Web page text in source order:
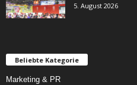
5. August 2026
Beliebte Kategorie
Marketing & PR